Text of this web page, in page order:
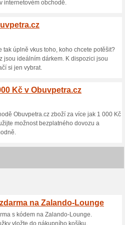
vše. Slevu na
kód a
na vše v
vše. Slevu na
slevový kód a